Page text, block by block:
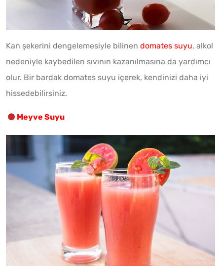
Kan şekerini dengelemesiyle bilinen domates suyu, alkol
nedeniyle kaybedilen sıvının kazanılmasına da yardımcı
olur. Bir bardak domates suyu içerek, kendinizi daha iyi
hissedebilirsiniz.
Meyve Suyu